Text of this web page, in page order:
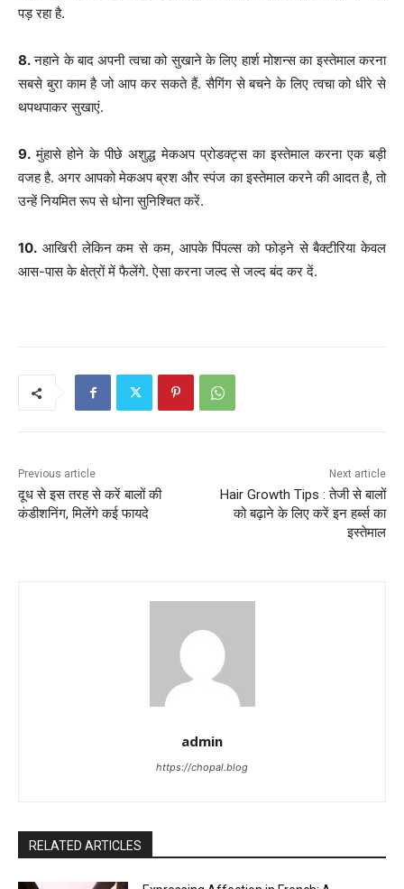
पड़ रहा है.
8.नहाने के बाद अपनी त्वचा को सुखाने के लिए हार्श मोशन्स का इस्तेमाल करना
सबसे बुरा काम है जो आप कर सकते हैं. सैगिंग से बचने के लिए त्वचा को धीरे से
थपथपाकर सुखाएं.
9. मुंहासे होने के पीछे अशुद्ध मेकअप प्रोडक्ट्स का इस्तेमाल करना एक बड़ी
वजह है. अगर आपको मेकअप ब्रश और स्पंज का इस्तेमाल करने की आदत है, तो
उन्हें नियमित रूप से धोना सुनिश्चित करें.
10. आखिरी लेकिन कम से कम, आपके पिंपल्स को फोड़ने से बैक्टीरिया केवल
आस-पास के क्षेत्रों में फैलेंगे. ऐसा करना जल्द से जल्द बंद कर दें.
Previous article
दूध से इस तरह से करें बालों की
कंडीशनिंग, मिलेंगे कई फायदे
Next article
Hair Growth Tips : तेजी से बालों
को बढ़ाने के लिए करें इन हर्ब्स का
इस्तेमाल
admin
https://chopal.blog
RELATED ARTICLES